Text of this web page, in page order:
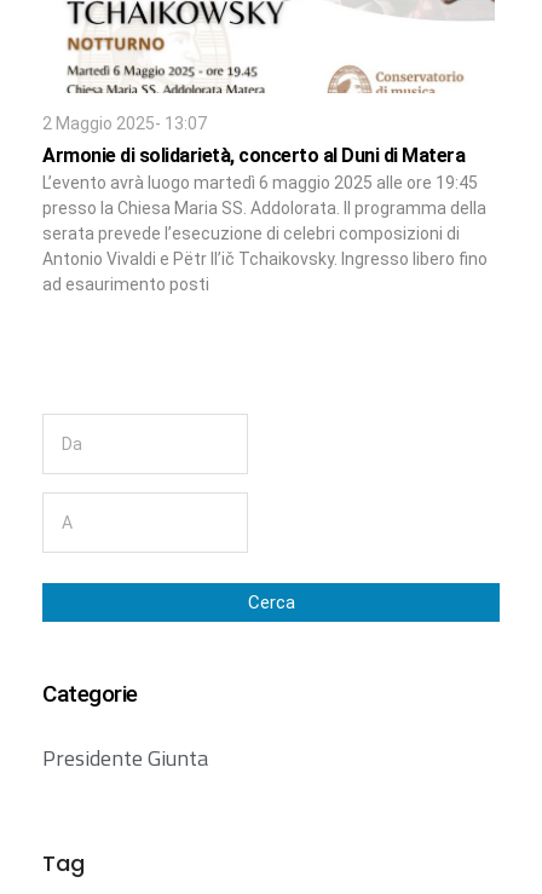
2 Maggio 2025- 13:07
Armonie di solidarietà, concerto al Duni di Matera
L’evento avrà luogo martedì 6 maggio 2025 alle ore 19:45
presso la Chiesa Maria SS. Addolorata. Il programma della
serata prevede l’esecuzione di celebri composizioni di
Antonio Vivaldi e Pëtr Il’ič Tchaikovsky. Ingresso libero fino
ad esaurimento posti
Cerca
Categorie
Presidente Giunta
Tag